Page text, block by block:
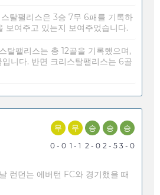
탈팰리스은 3승 7무 6패를 기록하
보여주고 있는지 보여주었습니다.
탈팰리스는 총 12골을 기록했으며,
입니다. 반면 크리스탈팰리스는 6골
무
0 - 0
무
1 - 1
승
2 - 0
승
2 - 5
승
3 - 0
런던는 에버턴 FC와 경기했을 때